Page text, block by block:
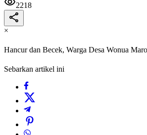
2218
×
Hancur dan Becek, Warga Desa Wonua
Sebarkan artikel ini